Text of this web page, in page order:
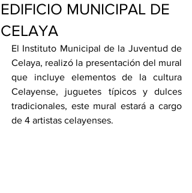
EDIFICIO MUNICIPAL DE
CELAYA
El Instituto Municipal de la Juventud de
Celaya, realizó la presentación del mural
que incluye elementos de la cultura
Celayense, juguetes típicos y dulces
tradicionales, este mural estará a cargo
de 4 artistas celayenses.